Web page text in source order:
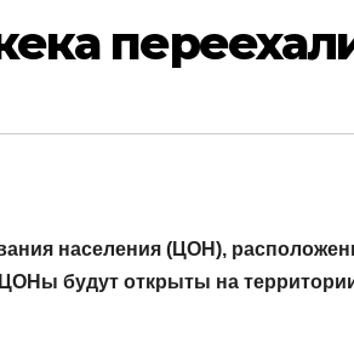
населения (ЦОН),
будут открыты на